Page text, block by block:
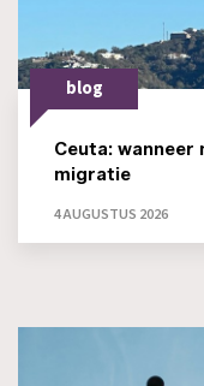
blog
Ceuta:
migratie
4 AUGUSTUS 2026